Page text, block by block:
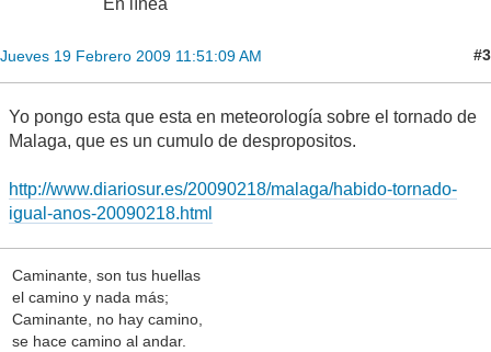
Jueves 19 Febrero 2009 11:51:09 AM #3
Yo pongo esta que esta en meteorología sobre el tornado de
Malaga, que es un cumulo de despropositos.
http://www.diariosur.es/20090218/malaga/habido-tornado-
igual-anos-20090218.html
Caminante, son tus huellas
el camino y nada más;
Caminante, no hay camino,
se hace camino al andar.